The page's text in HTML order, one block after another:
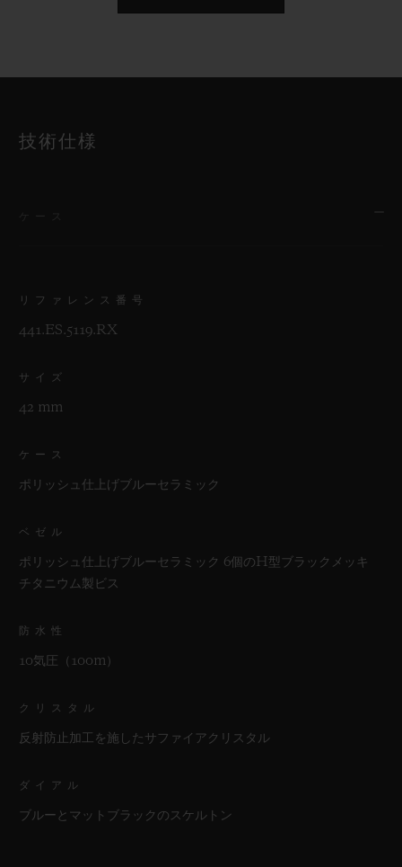
技術仕様
リファレンス番号
441.ES.5119.RX
サイズ
42 mm
ケース
ポリッシュ仕上げブルーセラミック
ベゼル
ポリッシュ仕上げブルーセラミック 6個のH型ブラックメッキ
チタニウム製ビス
防水性
10気圧（100m）
クリスタル
反射防止加工を施したサファイアクリスタル
ダイアル
ブルーとマットブラックのスケルトン